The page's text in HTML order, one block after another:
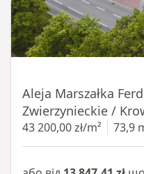
Aleja Marszałka
Zwierzynieckie /
43 200,00 zł/m² 73,9